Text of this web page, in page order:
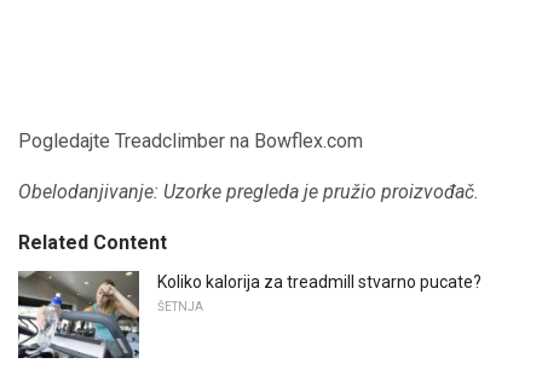
Pogledajte Treadclimber na Bowflex.com
Obelodanjivanje: Uzorke pregleda je pružio proizvođač.
Related Content
Koliko kalorija za treadmill stvarno pucate?
ŠETNJA